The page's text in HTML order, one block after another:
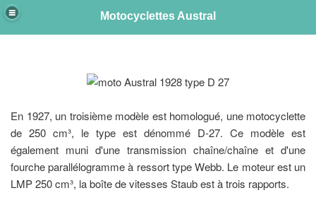
Motocyclettes Austral
En 1927, un troisième modèle est homologué, une motocyclette
de 250 cm³, le type est dénommé D-27. Ce modèle est
également muni d'une transmission chaîne/chaîne et d'une
fourche parallélogramme à ressort type Webb. Le moteur est un
LMP 250 cm³, la boîte de vitesses Staub est à trois rapports.